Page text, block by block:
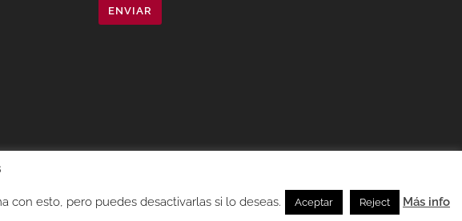
ENVIAR
CC-BY-SA 4.0 Contacto: oficinaprecariaberlin (at) gmail.com
con esto, pero puedes desactivarlas si lo deseas. Aceptar Reject Más info